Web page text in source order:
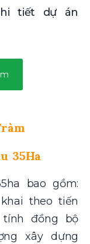
tiết dự án
35Ha
bao gồm:
theo tiến
đồng bộ
xây dựng